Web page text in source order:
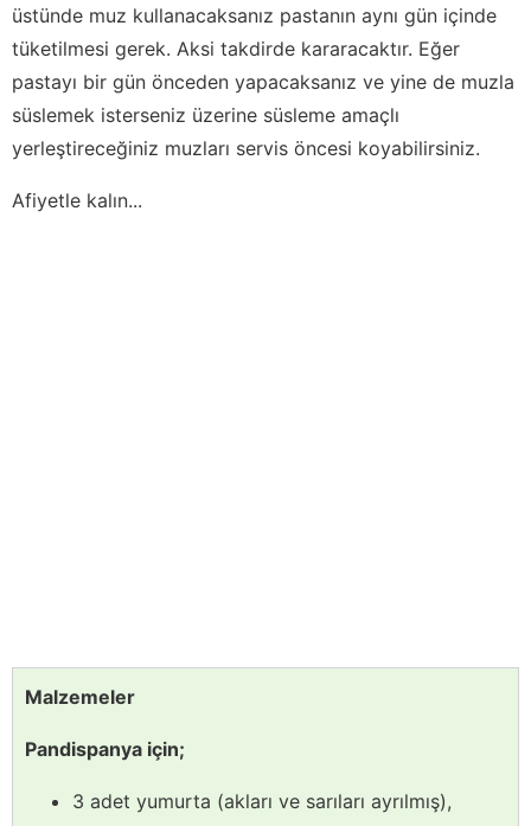
üstünde muz kullanacaksanız pastanın aynı gün içinde
tüketilmesi gerek. Aksi takdirde kararacaktır. Eğer
pastayı bir gün önceden yapacaksanız ve yine de muzla
süslemek isterseniz üzerine süsleme amaçlı
yerleştireceğiniz muzları servis öncesi koyabilirsiniz.
Afiyetle kalın...
Malzemeler
Pandispanya için;
3 adet yumurta (akları ve sarıları ayrılmış),